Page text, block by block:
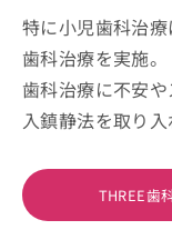
特に小児歯科治
歯科治療を実施。
歯科治療に不安
入鎮静法を取り
THREE歯